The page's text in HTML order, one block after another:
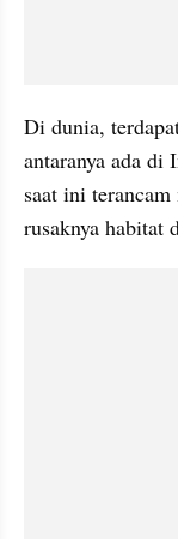
Di dunia,
antaranya ada di
saat ini
rusaknya habitat